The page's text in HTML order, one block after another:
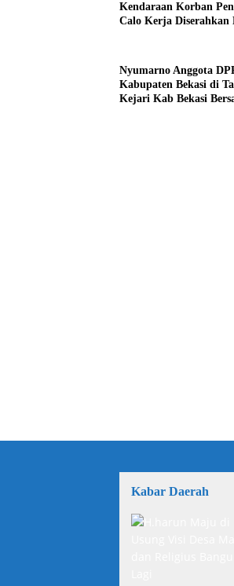
Kendaraan Korban
Calo Kerja Diserahkan
Nyumarno Anggota
Kabupaten Bekasi di
Kejari Kab Bekasi
Kabar Daerah